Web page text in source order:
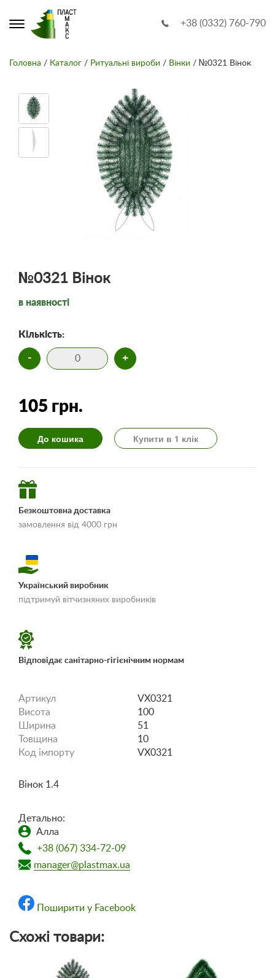
+38 (0332) 760-790
Головна / Каталог / Ритуальні вироби / Вінки / №0321 Вінок
№0321 Вінок
в наявності
Кількість:
- +
105 грн.
До кошика Купити в 1 клік
Безкоштовна доставка
замовлення від 4000 грн
«Умови доставки і
Український виробник
підтримуй вітчизняних виробників
Відповідає санітарно-гігієнічним нормам
Артикул
VX0321
Висота
100
Ширина
51
Товщина
10
Код імпорту
VX0321
Вінок 1.4
Детально:
Алла
+38 (067) 334-72-09
manager@plastmax.ua
Поширити у Facebook
Схожі товари: